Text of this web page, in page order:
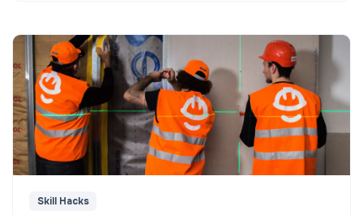
Skill Hacks